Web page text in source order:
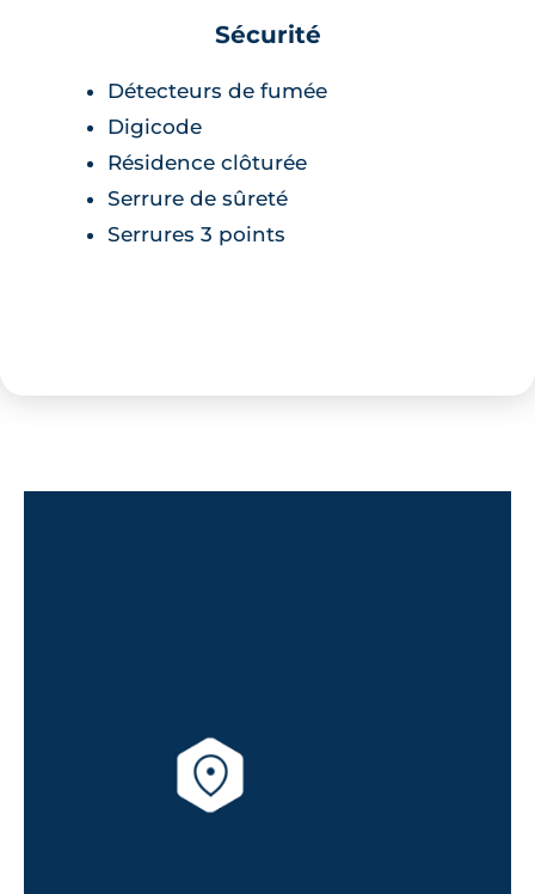
Sécurité
Détecteurs de fumée
Digicode
Résidence clôturée
Serrure de sûreté
Serrures 3 points